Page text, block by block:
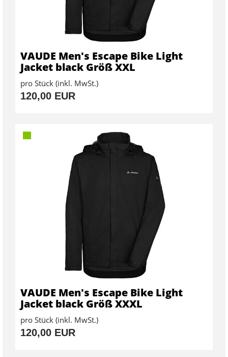
VAUDE Men's Escape Bike Light
Jacket black Größ XXL
pro Stück (inkl. MwSt.)
120,00 EUR
VAUDE Men's Escape Bike Light
Jacket black Größ XXXL
pro Stück (inkl. MwSt.)
120,00 EUR